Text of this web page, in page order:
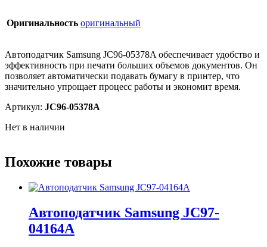
Оригинальность оригинальный
Автоподатчик Samsung JC96-05378A обеспечивает удобство и
эффективность при печати больших объемов документов. Он
позволяет автоматически подавать бумагу в принтер, что
значительно упрощает процесс работы и экономит время.
Артикул: JC96-05378A
Нет в наличии
Похожие товары
Автоподатчик Samsung JC97-
04164A